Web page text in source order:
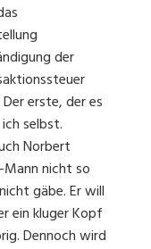
der
erste, der es
selbst.
Norbert
nicht so
gäbe. Er will
ein kluger Kopf
Dennoch wird